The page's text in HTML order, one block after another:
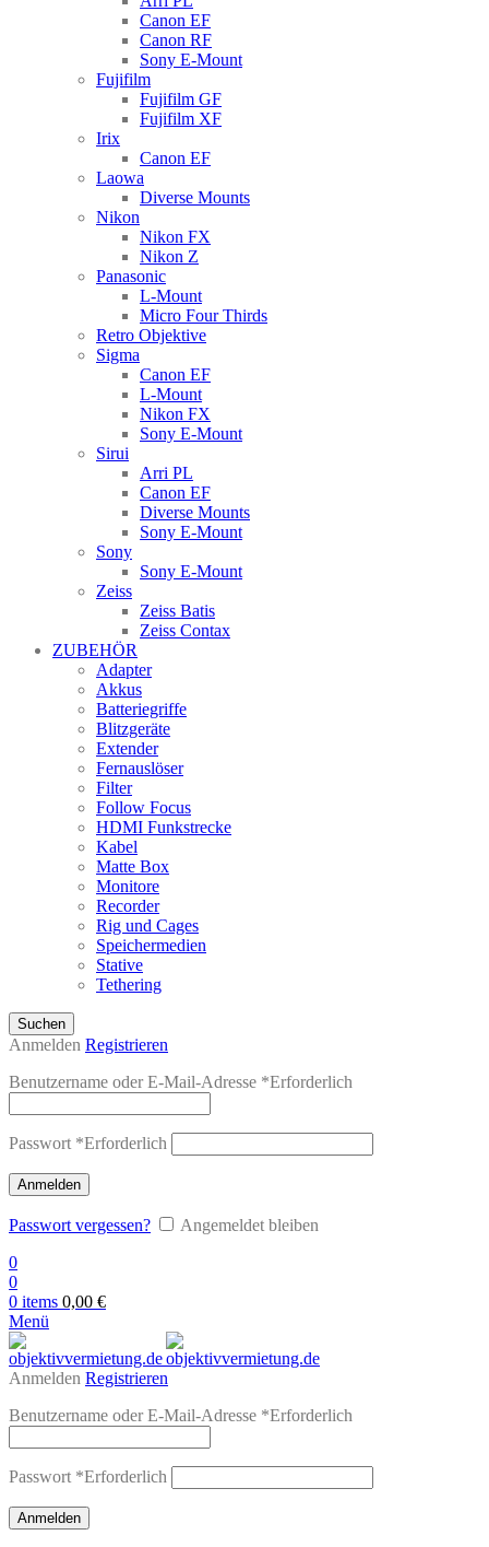
Canon EF
Canon RF
Sony E-Mount
Fujifilm
Fujifilm GF
Fujifilm XF
Irix
Canon EF
Laowa
Diverse Mounts
Nikon
Nikon FX
Nikon Z
Panasonic
L-Mount
Micro Four Thirds
Retro Objektive
Sigma
Canon EF
L-Mount
Nikon FX
Sony E-Mount
Sirui
Arri PL
Canon EF
Diverse Mounts
Sony E-Mount
Sony
Sony E-Mount
Zeiss
Zeiss Batis
Zeiss Contax
ZUBEHÖR
Adapter
Akkus
Batteriegriffe
Blitzgeräte
Extender
Fernauslöser
Filter
Follow Focus
HDMI Funkstrecke
Kabel
Matte Box
Monitore
Recorder
Rig und Cages
Speichermedien
Stative
Tethering
Suchen
Anmelden Registrieren
Benutzername oder E-Mail-Adresse *Erforderlich
Passwort *Erforderlich
Anmelden
Passwort vergessen?
Angemeldet bleiben
0
0
0 items 0,00 €
Menü
Anmelden Registrieren
Benutzername oder E-Mail-Adresse *Erforderlich
Passwort *Erforderlich
Anmelden